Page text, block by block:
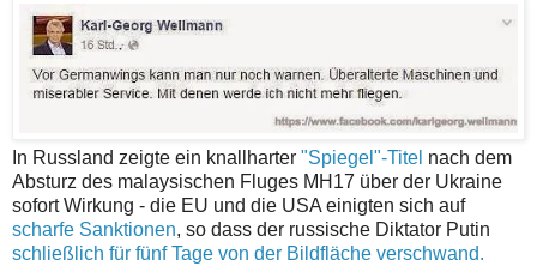
In Russland zeigte ein knallharter "Spiegel"-Titel nach dem
Absturz des malaysischen Fluges MH17 über der Ukraine
sofort Wirkung - die EU und die USA einigten sich auf
scharfe Sanktionen, so dass der russische Diktator Putin
schließlich für fünf Tage von der Bildfläche verschwand.